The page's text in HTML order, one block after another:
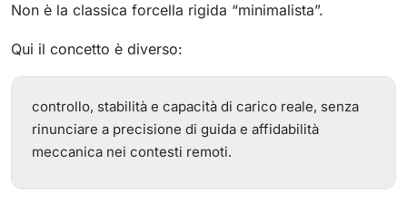
Non è la classica forcella rigida “minimalista”.
Qui il concetto è diverso:
controllo, stabilità e capacità di carico reale, senza
rinunciare a precisione di guida e affidabilità
meccanica nei contesti remoti.